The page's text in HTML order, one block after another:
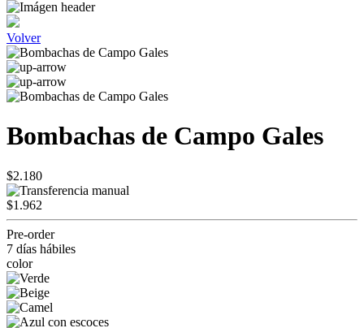
Volver
Bombachas de Campo Gales
$2.180
$1.962
Pre-order
7 días hábiles
color